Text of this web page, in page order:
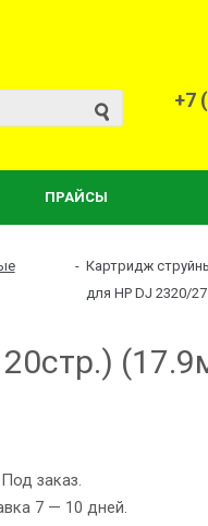
+7
ПРАЙСЫ
- Картридж
для HP DJ 2320/
Под заказ.
7 — 10 дней.